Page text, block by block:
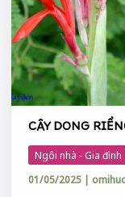
CÂY DONG
Ngôi nhà - Gia đình
01/05/2025 |